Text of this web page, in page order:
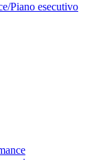
Piano esecutivo